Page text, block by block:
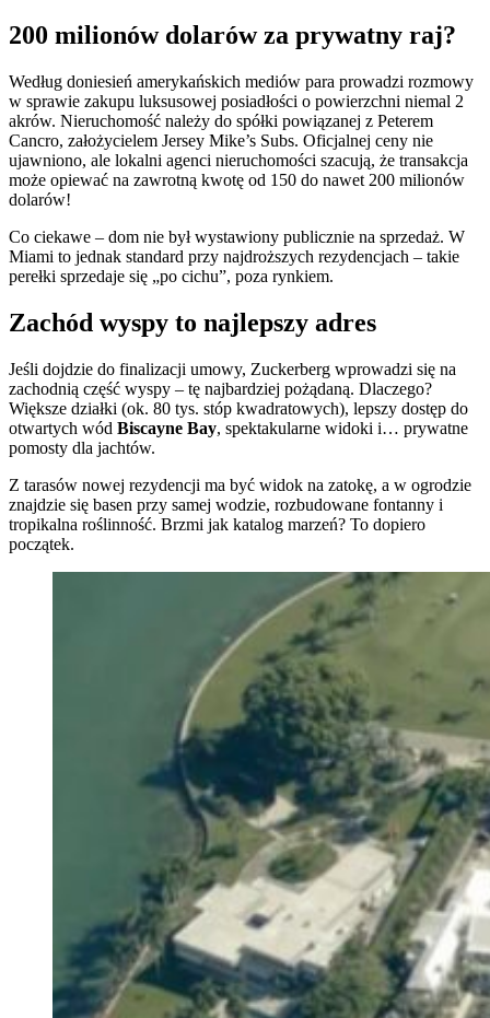
200 milionów dolarów za prywatny raj?
Według doniesień amerykańskich mediów para prowadzi rozmowy
w sprawie zakupu luksusowej posiadłości o powierzchni niemal 2
akrów. Nieruchomość należy do spółki powiązanej z Peterem
Cancro, założycielem Jersey Mike’s Subs. Oficjalnej ceny nie
ujawniono, ale lokalni agenci nieruchomości szacują, że transakcja
może opiewać na zawrotną kwotę od 150 do nawet 200 milionów
dolarów!
Co ciekawe – dom nie był wystawiony publicznie na sprzedaż. W
Miami to jednak standard przy najdroższych rezydencjach – takie
perełki sprzedaje się „po cichu”, poza rynkiem.
Zachód wyspy to najlepszy adres
Jeśli dojdzie do finalizacji umowy, Zuckerberg wprowadzi się na
zachodnią część wyspy – tę najbardziej pożądaną. Dlaczego?
Większe działki (ok. 80 tys. stóp kwadratowych), lepszy dostęp do
otwartych wód Biscayne Bay, spektakularne widoki i… prywatne
pomosty dla jachtów.
Z tarasów nowej rezydencji ma być widok na zatokę, a w ogrodzie
znajdzie się basen przy samej wodzie, rozbudowane fontanny i
tropikalna roślinność. Brzmi jak katalog marzeń? To dopiero
początek.